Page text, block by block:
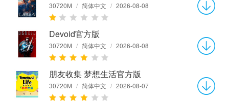
30720M / 简体中文 / 2026-08-08
Devoid官方版
30720M / 简体中文 / 2026-08-08
朋友收集 梦想生活官方版
30720M / 简体中文 / 2026-08-07